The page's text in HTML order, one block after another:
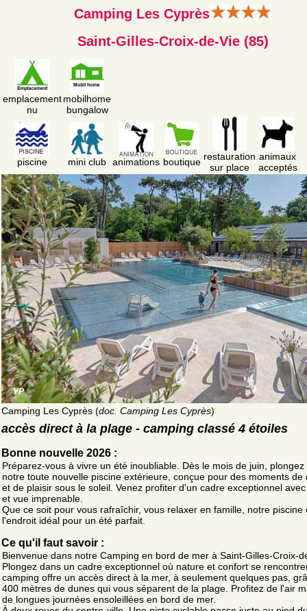
Camping Les Cyprès
Saint-Gilles-Croix-de-Vie (85)
emplacement
nu
mobilhome
bungalow
piscine mini club animations boutique restauration
sur place
animaux
acceptés
Camping Les Cyprès (doc. Camping Les Cyprès)
accès direct à la plage - camping classé 4 étoiles
Bonne nouvelle 2026 :
Préparez-vous à vivre un été inoubliable. Dès le mois de juin, plongez
notre toute nouvelle piscine extérieure, conçue pour des moments de
et de plaisir sous le soleil. Venez profiter d'un cadre exceptionnel
et vue imprenable.
Que ce soit pour vous rafraîchir, vous relaxer en famille, notre piscine
l'endroit idéal pour un été parfait.
Ce qu'il faut savoir :
Bienvenue dans notre Camping en bord de mer à Saint-Gilles-Croix-
Plongez dans un cadre exceptionnel où nature et confort se
camping offre un accès direct à la mer, à seulement quelques pas,
400 mètres de dunes qui vous séparent de la plage. Profitez de l'air
de longues journées ensoleillées en bord de mer.